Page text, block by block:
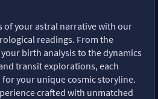
of your astral narrative with our
readings. From the
birth analysis to the dynamics
transit explorations, each
your unique cosmic storyline.
crafted with unmatched